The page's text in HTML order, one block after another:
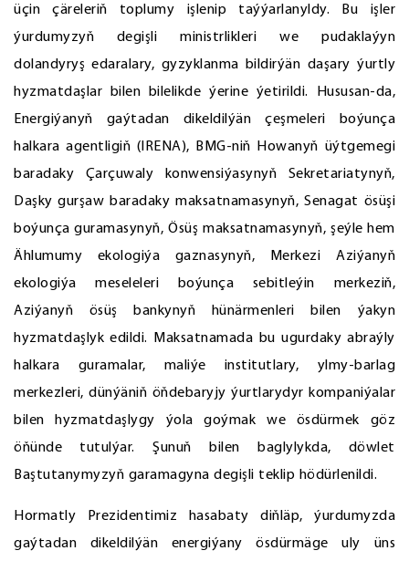
üçin çäreleriň toplumy işlenip taýýarlanyldy. Bu işler
ýurdumyzyň degişli ministrlikleri we pudaklaýyn
dolandyryş edaralary, gyzyklanma bildirýän daşary ýurtly
hyzmatdaşlar bilen bilelikde ýerine ýetirildi. Hususan-da,
Energiýanyň gaýtadan dikeldilýän çeşmeleri boýunça
halkara agentligiň (IRENA), BMG-niň Howanyň üýtgemegi
baradaky Çarçuwaly konwensiýasynyň Sekretariatynyň,
Daşky gurşaw baradaky maksatnamasynyň, Senagat ösüşi
boýunça guramasynyň, Ösüş maksatnamasynyň, şeýle hem
Ählumumy ekologiýa gaznasynyň, Merkezi Aziýanyň
ekologiýa meseleleri boýunça sebitleýin merkeziň,
Aziýanyň ösüş bankynyň hünärmenleri bilen ýakyn
hyzmatdaşlyk edildi. Maksatnamada bu ugurdaky abraýly
halkara guramalar, maliýe institutlary, ylmy-barlag
merkezleri, dünýäniň öňdebaryjy ýurtlarydyr kompaniýalar
bilen hyzmatdaşlygy ýola goýmak we ösdürmek göz
öňünde tutulýar. Şunuň bilen baglylykda, döwlet
Baştutanymyzyň garamagyna degişli teklip hödürlenildi.
Hormatly Prezidentimiz hasabaty diňläp, ýurdumyzda
gaýtadan dikeldilýän energiýany ösdürmäge uly üns